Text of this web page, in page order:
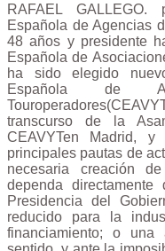
RAFAEL GALLEGO.
Española de Agencias
48 años y presidente
Española de
ha sido elegido
Española de
transcurso de la
CEAVYTen Madrid,
principales pautas de
necesaria creación
dependa
Presidencia del
reducido para la
financiamiento; o una